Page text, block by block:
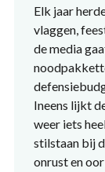
Elk jaar
vlaggen,
de media
Ineens lijkt
weer iets
stilstaan bij
onrust en